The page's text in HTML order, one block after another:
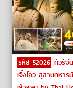
รหัส 52026 ทัวร์จีน เหอ
เจิ้งโจว สุสานทหา